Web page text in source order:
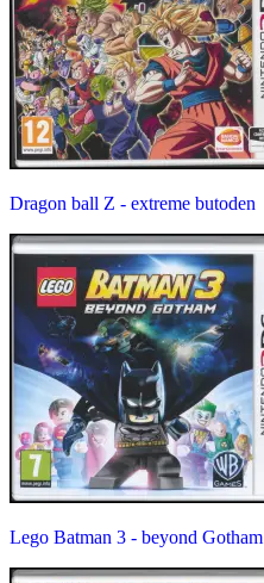
Dragon ball Z - extreme butoden
Lego Batman 3 - beyond Gotham